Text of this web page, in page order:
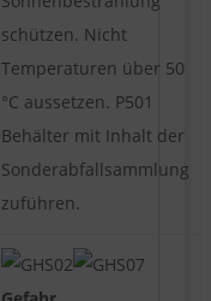
schützen. Nicht
Temperaturen über 50
°C aussetzen. P501
Behälter mit Inhalt der
Sonderabfallsammlung
zuführen.